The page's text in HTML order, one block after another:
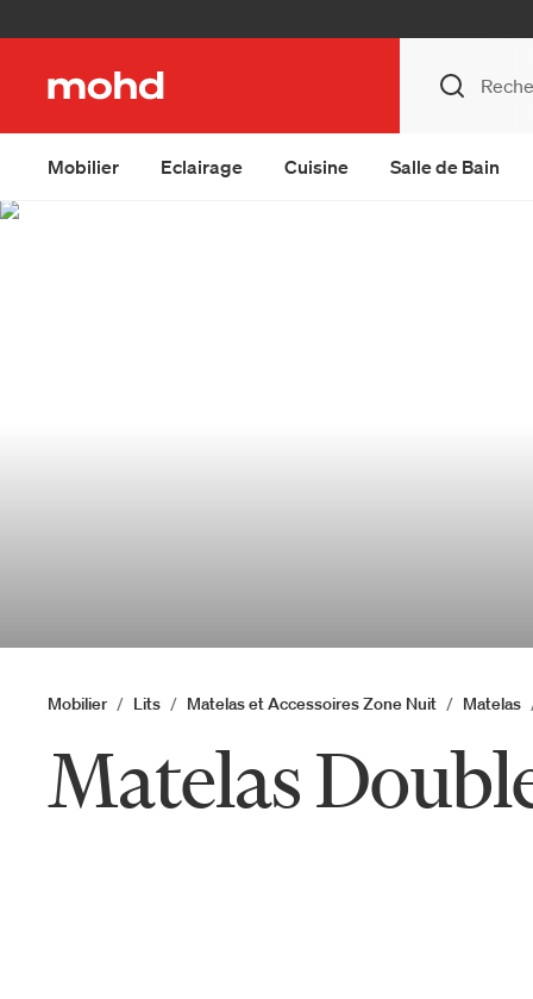
Mobilier Eclairage Cuisine Salle de Bain
Mobilier Lits Matelas et Accessoires Zone Nuit Matelas
Matelas